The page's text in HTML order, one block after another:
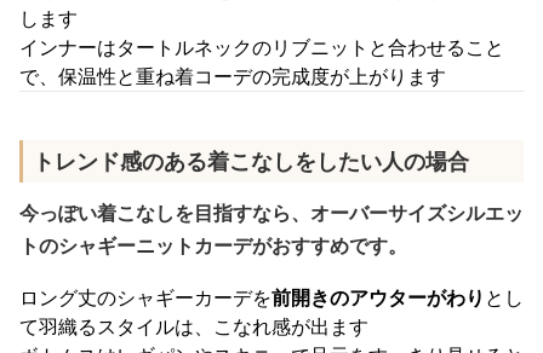
します
インナーはタートルネックのリブニットと合わせること
で、保温性と重ね着コーデの完成度が上がります
トレンド感のある着こなしをしたい人の場合
今っぽい着こなしを目指すなら、オーバーサイズシルエッ
トのシャギーニットカーデがおすすめです。
ロング丈のシャギーカーデを前開きのアウターがわり とし
て羽織るスタイルは、こなれ感が出ます